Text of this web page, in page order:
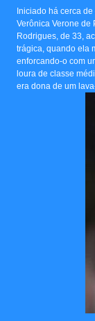
Iniciado há cerca
Verônica Verone de
Rodrigues, de 33,
trágica, quando ela
enforcando-o com
loura de classe
era dona de um